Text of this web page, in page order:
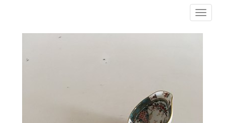
Toggle